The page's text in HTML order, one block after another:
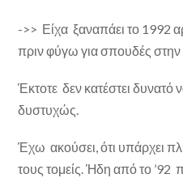
->> Είχα ξαναπάει το 1992
πριν φύγω για σπουδές στην
Έκτοτε δεν κατέστει
δυστυχώς.
Έχω ακούσει, ότι υπάρχει
τους τομείς. Ήδη από το ’92